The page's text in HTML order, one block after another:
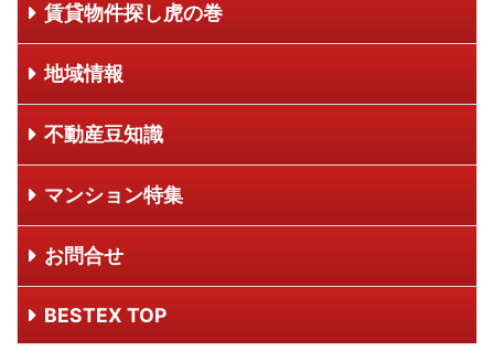
賃貸物件探し虎の巻
地域情報
不動産豆知識
マンション特集
お問合せ
BESTEX TOP